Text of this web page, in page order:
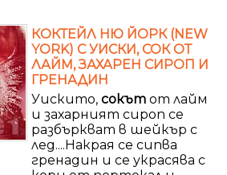
КОКТЕЙЛ НЮ ЙОРК (NEW
YORK) С УИСКИ, СОК ОТ
ЛАЙМ, ЗАХАРЕН СИРОП И
ГРЕНАДИН
Уискито, сокът от лайм
и захарният сироп се
разбъркват в шейкър с
лед....Накрая се сипва
гренадин и се украсява с